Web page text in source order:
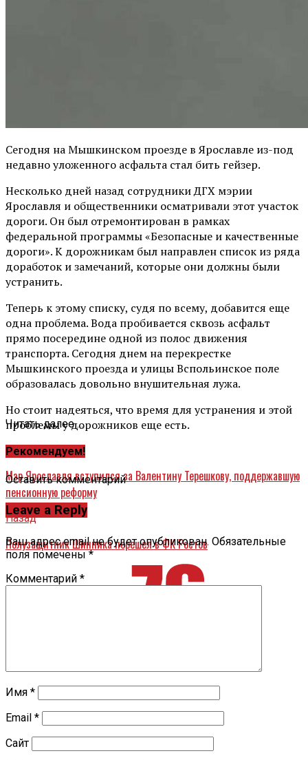
Сегодня на Мышкинском проезде в Ярославле из-под
недавно уложенного асфальта стал бить гейзер.
Несколько дней назад сотрудники ДГХ мэрии
Ярославля и общественники осматривали этот участок
дороги. Он был отремонтирован в рамках
федеральной программы «Безопасные и качественные
дороги». К дорожникам был направлен список из ряда
доработок и замечаний, которые они должны были
устранить.
Теперь к этому списку, судя по всему, добавится еще
одна проблема. Вода пробивается сквозь асфальт
прямо посередине одной из полос движения
транспорта. Сегодня днем на перекрестке
Мышкинского проезда и улицы Вспольинское поле
образовалась довольно внушительная лужа.
Но стоит надеяться, что время для устранения и этой
проблемы у дорожников еще есть.
Вперед
Мэр Ярославля вступился за Валентину Терешкову, поддержавшую
пенсионную реформу
Назад
Полузащитник Шинника перешел в ФК Ростов
Читать далее ...
Рекомендуем!
Оставить комментарий
Leave a Reply
Ваш адрес email не будет опубликован. Обязательные
поля помечены *
Комментарий *
Имя *
Email *
Сайт